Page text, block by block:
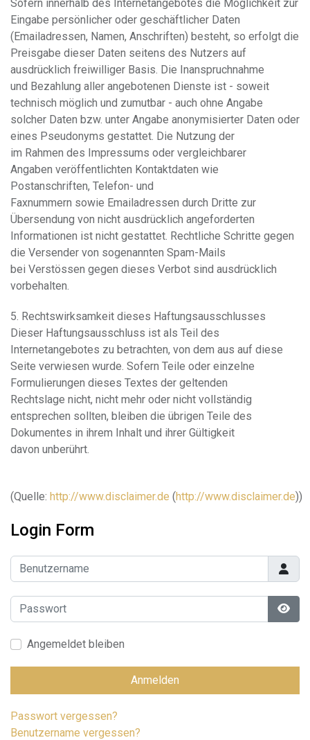
Sofern innerhalb des Internetangebotes die Möglichkeit zur
Eingabe persönlicher oder geschäftlicher Daten
(Emailadressen, Namen, Anschriften) besteht, so erfolgt die
Preisgabe dieser Daten seitens des Nutzers auf
ausdrücklich freiwilliger Basis. Die Inanspruchnahme
und Bezahlung aller angebotenen Dienste ist - soweit
technisch möglich und zumutbar - auch ohne Angabe
solcher Daten bzw. unter Angabe anonymisierter Daten oder
eines Pseudonyms gestattet. Die Nutzung der
im Rahmen des Impressums oder vergleichbarer
Angaben veröffentlichten Kontaktdaten wie
Postanschriften, Telefon- und
Faxnummern sowie Emailadressen durch Dritte zur
Übersendung von nicht ausdrücklich angeforderten
Informationen ist nicht gestattet. Rechtliche Schritte gegen
die Versender von sogenannten Spam-Mails
bei Verstössen gegen dieses Verbot sind ausdrücklich
vorbehalten.
5. Rechtswirksamkeit dieses Haftungsausschlusses
Dieser Haftungsausschluss ist als Teil des
Internetangebotes zu betrachten, von dem aus auf diese
Seite verwiesen wurde. Sofern Teile oder einzelne
Formulierungen dieses Textes der geltenden
Rechtslage nicht, nicht mehr oder nicht vollständig
entsprechen sollten, bleiben die übrigen Teile des
Dokumentes in ihrem Inhalt und ihrer Gültigkeit
davon unberührt.
(Quelle: http://www.disclaimer.de (http://www.disclaimer.de))
Login Form
Benutzername
Passwort
Angemeldet bleiben
Anmelden
Passwort vergessen?
Benutzername vergessen?